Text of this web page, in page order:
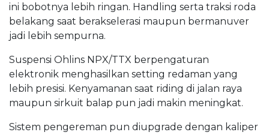
ini bobotnya lebih ringan. Handling serta traksi roda
belakang saat berakselerasi maupun bermanuver
jadi lebih sempurna.
Suspensi Ohlins NPX/TTX berpengaturan
elektronik menghasilkan setting redaman yang
lebih presisi. Kenyamanan saat riding di jalan raya
maupun sirkuit balap pun jadi makin meningkat.
Sistem pengereman pun diupgrade dengan kaliper